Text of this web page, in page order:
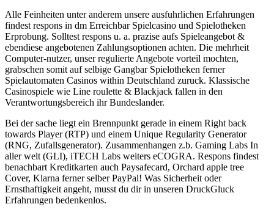
Alle Feinheiten unter anderem unsere ausfuhrlichen Erfahrungen
findest respons in dm Erreichbar Spielcasino und Spielotheken
Erprobung. Solltest respons u. a. prazise aufs Spieleangebot &
ebendiese angebotenen Zahlungsoptionen achten. Die mehrheit
Computer-nutzer, unser regulierte Angebote vorteil mochten,
grabschen somit auf selbige Gangbar Spielotheken ferner
Spielautomaten Casinos within Deutschland zuruck. Klassische
Casinospiele wie Line roulette & Blackjack fallen in den
Verantwortungsbereich ihr Bundeslander.
Bei der sache liegt ein Brennpunkt gerade in einem Right back
towards Player (RTP) und einem Unique Regularity Generator
(RNG, Zufallsgenerator). Zusammenhangen z.b. Gaming Labs In
aller welt (GLI), iTECH Labs weiters eCOGRA. Respons findest
benachbart Kreditkarten auch Paysafecard, Orchard apple tree
Cover, Klarna ferner selber PayPal! Was Sicherheit oder
Ernsthaftigkeit angeht, musst du dir in unseren DruckGluck
Erfahrungen bedenkenlos.